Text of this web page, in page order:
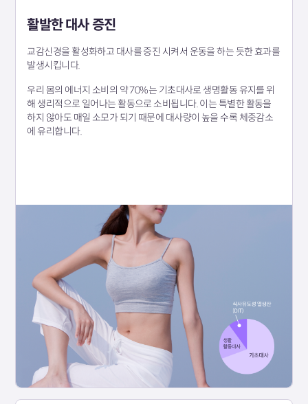
활발한 대사 증진
교감신경을 활성화하고 대사를 증진 시켜서 운동을 하는 듯한 효과를
발생시킵니다.
우리 몸의 에너지 소비의 약 70%는 기초대사로 생명활동 유지를 위
해 생리적으로 일어나는 활동으로 소비됩니다. 이는 특별한 활동을
하지 않아도 매일 소모가 되기 때문에 대사량이 높을 수록 체중감소
에 유리합니다.